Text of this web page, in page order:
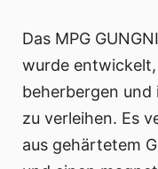
Das MPG
wurde
beherbergen und
zu verleihen. Es
aus gehärtetem